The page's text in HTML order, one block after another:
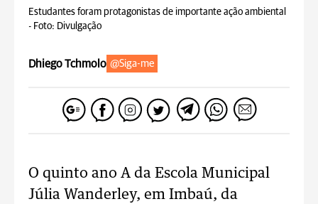
Estudantes foram protagonistas de importante ação ambiental
- Foto: Divulgação
Dhiego Tchmolo @Siga-me
O quinto ano A da Escola Municipal
Júlia Wanderley, em Imbaú, da